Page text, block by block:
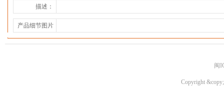
描述：
产品细节图片
闽
Copyright